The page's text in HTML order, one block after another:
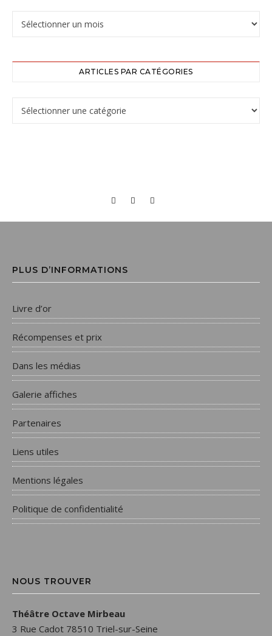
ARTICLES PAR CATÉGORIES
PLUS D’INFORMATIONS
Livre d’or
Récompenses et prix
Dans les médias
Galerie affiches
Partenaires
Liens utiles
Mentions légales
Politique de confidentialité
NOUS TROUVER
Théâtre Octave Mirbeau
3 Rue Cadot 78510 Triel-sur-Seine